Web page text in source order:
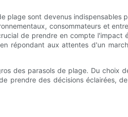
plage sont devenus indispensables
consommateurs et
de prendre en compte l'impact
répondant aux attentes d'un
des parasols de plage. Du choix
prendre des décisions éclairées,